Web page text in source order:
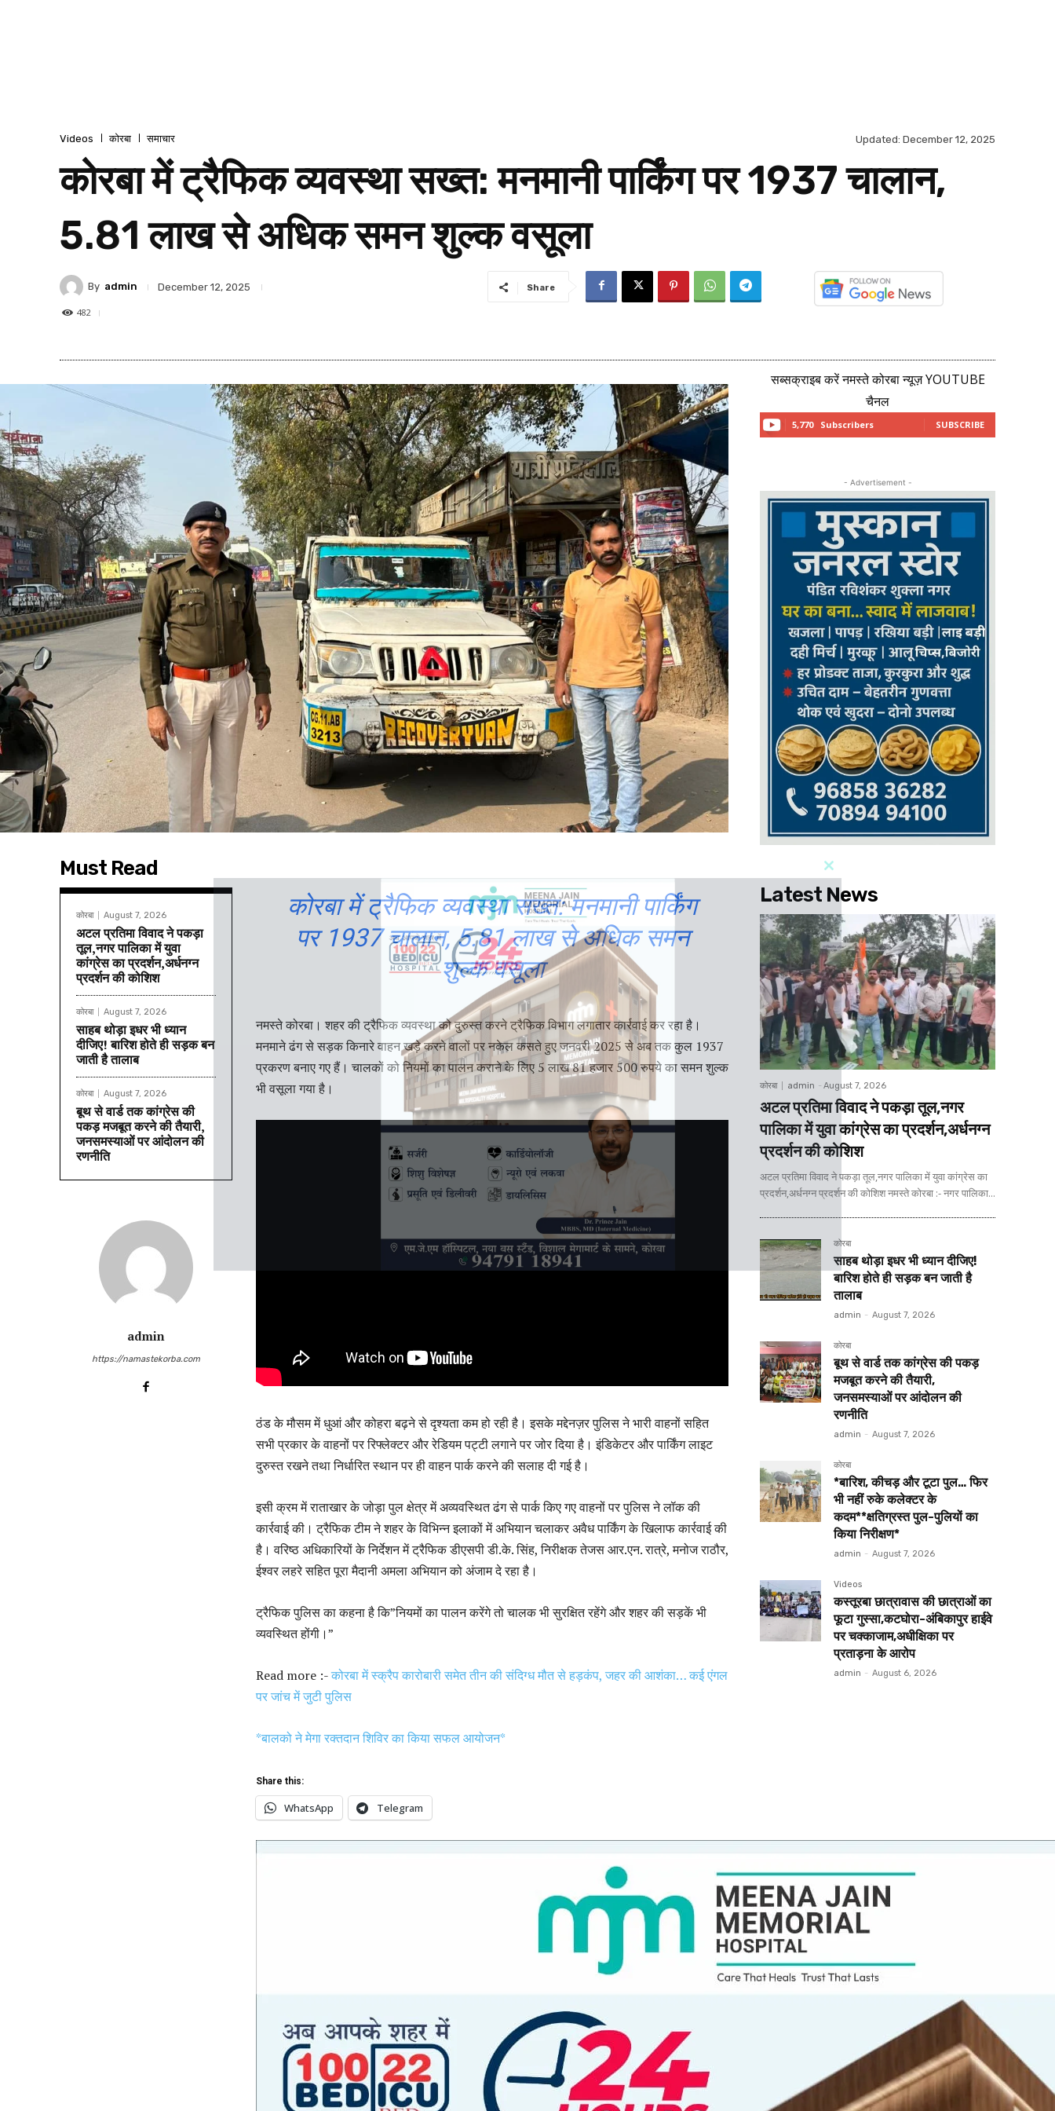
Videos कोरबा समाचार Updated: December 12, 2025
कोरबा में ट्रैफिक व्यवस्था सख्त: मनमानी पार्किंग पर 1937 चालान,
5.81 लाख से अधिक समन शुल्क वसूला
By admin December 12, 2025
482
Share
Must Read
कोरबा August 7, 2026
अटल प्रतिमा विवाद ने पकड़ा
तूल,नगर पालिका में युवा
कांग्रेस का प्रदर्शन,अर्धनग्न
प्रदर्शन की कोशिश
कोरबा August 7, 2026
साहब थोड़ा इधर भी ध्यान
दीजिए! बारिश होते ही सड़क बन
जाती है तालाब
कोरबा August 7, 2026
बूथ से वार्ड तक कांग्रेस की
पकड़ मजबूत करने की तैयारी,
जनसमस्याओं पर आंदोलन की
रणनीति
admin
https://namastekorba.com
कोरबा में ट्रैफिक व्यवस्था सख्त: मनमानी पार्किंग
पर 1937 चालान, 5.81 लाख से अधिक समन
शुल्क वसूला
नमस्ते कोरबा। शहर की ट्रैफिक व्यवस्था को दुरुस्त करने ट्रैफिक विभाग लगातार कार्रवाई कर रहा है।
मनमाने ढंग से सड़क किनारे वाहन खड़े करने वालों पर नकेल कसते हुए जनवरी 2025 से अब तक कुल 1937
प्रकरण बनाए गए हैं। चालकों को नियमों का पालन कराने के लिए 5 लाख 81 हजार 500 रुपये का समन शुल्क
भी वसूला गया है।
ठंड के मौसम में धुआं और कोहरा बढ़ने से दृश्यता कम हो रही है। इसके मद्देनज़र पुलिस ने भारी वाहनों सहित
सभी प्रकार के वाहनों पर रिफ्लेक्टर और रेडियम पट्टी लगाने पर जोर दिया है। इंडिकेटर और पार्किंग लाइट
दुरुस्त रखने तथा निर्धारित स्थान पर ही वाहन पार्क करने की सलाह दी गई है।
इसी क्रम में राताखार के जोड़ा पुल क्षेत्र में अव्यवस्थित ढंग से पार्क किए गए वाहनों पर पुलिस ने लॉक की
कार्रवाई की। ट्रैफिक टीम ने शहर के विभिन्न इलाकों में अभियान चलाकर अवैध पार्किंग के खिलाफ कार्रवाई की
है। वरिष्ठ अधिकारियों के निर्देशन में ट्रैफिक डीएसपी डी.के. सिंह, निरीक्षक तेजस आर.एन. रात्रे, मनोज राठौर,
ईश्वर लहरे सहित पूरा मैदानी अमला अभियान को अंजाम दे रहा है।
ट्रैफिक पुलिस का कहना है कि”नियमों का पालन करेंगे तो चालक भी सुरक्षित रहेंगे और शहर की सड़कें भी
व्यवस्थित होंगी।”
Read more :-कोरबा में स्क्रैप कारोबारी समेत तीन की संदिग्ध मौत से हड़कंप, जहर की आशंका… कई एंगल
पर जांच में जुटी पुलिस
*बालको ने मेगा रक्तदान शिविर का किया सफल आयोजन*
Share this:
WhatsApp Telegram
सब्सक्राइब करें नमस्ते कोरबा न्यूज़ YOUTUBE
चैनल
5,770 Subscribers SUBSCRIBE
- Advertisement -
Latest News
कोरबा admin - August 7, 2026
अटल प्रतिमा विवाद ने पकड़ा तूल,नगर
पालिका में युवा कांग्रेस का प्रदर्शन,अर्धनग्न
प्रदर्शन की कोशिश
अटल प्रतिमा विवाद ने पकड़ा तूल,नगर पालिका में युवा कांग्रेस का
प्रदर्शन,अर्धनग्न प्रदर्शन की कोशिश नमस्ते कोरबा :- नगर पालिका...
कोरबा
साहब थोड़ा इधर भी ध्यान दीजिए!
बारिश होते ही सड़क बन जाती है
तालाब
admin - August 7, 2026
कोरबा
बूथ से वार्ड तक कांग्रेस की पकड़
मजबूत करने की तैयारी,
जनसमस्याओं पर आंदोलन की
रणनीति
admin - August 7, 2026
कोरबा
*बारिश, कीचड़ और टूटा पुल… फिर
भी नहीं रुके कलेक्टर के
कदम**क्षतिग्रस्त पुल-पुलियों का
किया निरीक्षण*
admin - August 7, 2026
Videos
कस्तूरबा छात्रावास की छात्राओं का
फूटा गुस्सा,कटघोरा-अंबिकापुर हाईवे
पर चक्काजाम,अधीक्षिका पर
प्रताड़ना के आरोप
admin - August 6, 2026